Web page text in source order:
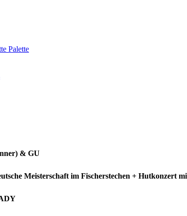
Palette
& GU
Meisterschaft im Fischerstechen + Hutkonzert